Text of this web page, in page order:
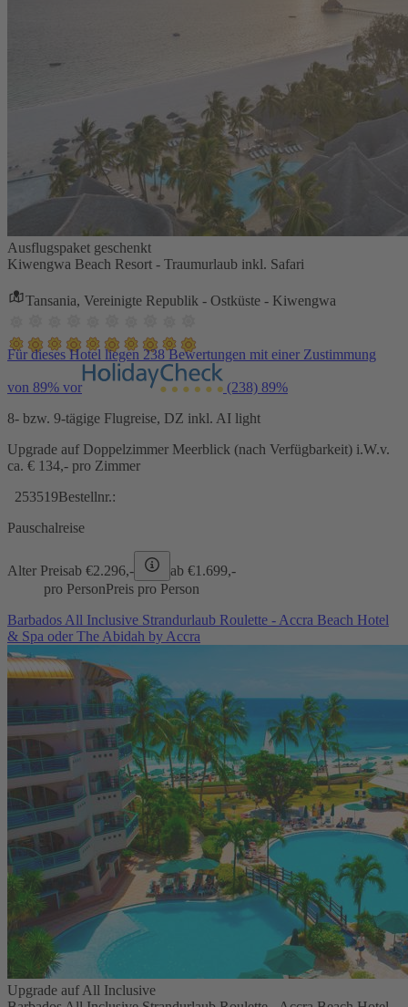
Ausflugspaket geschenkt
Kiwengwa Beach Resort - Traumurlaub inkl. Safari
Tansania, Vereinigte Republik - Ostküste - Kiwengwa
Für dieses Hotel liegen 238 Bewertungen mit einer Zustimmung
von 89% vor (238) 89%
8- bzw. 9-tägige Flugreise, DZ inkl. AI light
Upgrade auf Doppelzimmer Meerblick (nach Verfügbarkeit) i.W.v.
ca. € 134,- pro Zimmer
253519Bestellnr.:
Pauschalreise
Alter Preisab €2.296,- ab €1.699,-
pro PersonPreis pro Person
Barbados All Inclusive Strandurlaub Roulette - Accra Beach Hotel
& Spa oder The Abidah by Accra
Upgrade auf All Inclusive